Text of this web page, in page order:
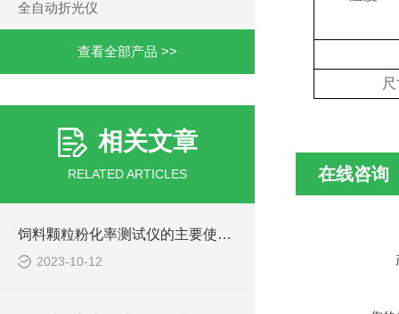
全自动折光仪
查看全部产品 >>
相关文章
RELATED ARTICLES
饲料颗粒粉化率测试仪的主要使用说明
2023-10-12
在线咨询